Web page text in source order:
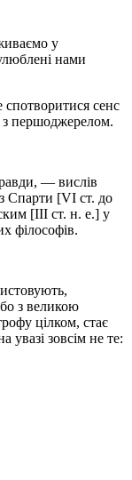
у
нами
спотворитися сенс
з першоджерелом.
— вислів
Спарти [VI ст. до
[III ст. н. е.] у
філософів.
з великою
цілком, стає
увазі зовсім не те: